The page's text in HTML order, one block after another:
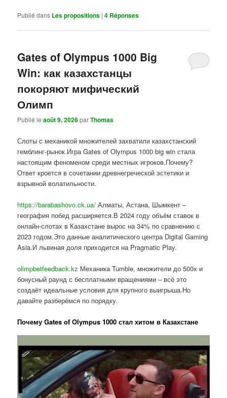
Publié dans Les propositions |4 Réponses
Gates of Olympus 1000 Big
Win: как казахстанцы
покоряют мифический
Олимп
Publié leaoût 9, 2026parThomas
Слоты с механикой множителей захватили казахстанский
гемблинг-рынок.Игра Gates of Olympus 1000 big win стала
настоящим феноменом среди местных игроков.Почему?
Ответ кроется в сочетании древнегреческой эстетики и
взрывной волатильности.
https://barabashovo.ck.ua/ Алматы, Астана, Шымкент –
география побед расширяется.В 2024 году объём ставок в
онлайн-слотах в Казахстане вырос на 34% по сравнению с
2023 годом.Это данные аналитического центра Digital Gaming
Asia.И львиная доля приходится на Pragmatic Play.
olimpbetfeedback.kz Механика Tumble, множители до 500x и
бонусный раунд с бесплатными вращениями – всё это
создаёт идеальные условия для крупного выигрыша.Но
давайте разберёмся по порядку.
Почему Gates of Olympus 1000 стал хитом в Казахстане